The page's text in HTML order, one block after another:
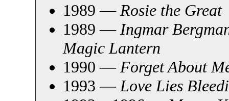
1989 — Rosie the Great
1989 — Ingmar
Magic Lantern
1990 — Forget About
1993 — Love Lies